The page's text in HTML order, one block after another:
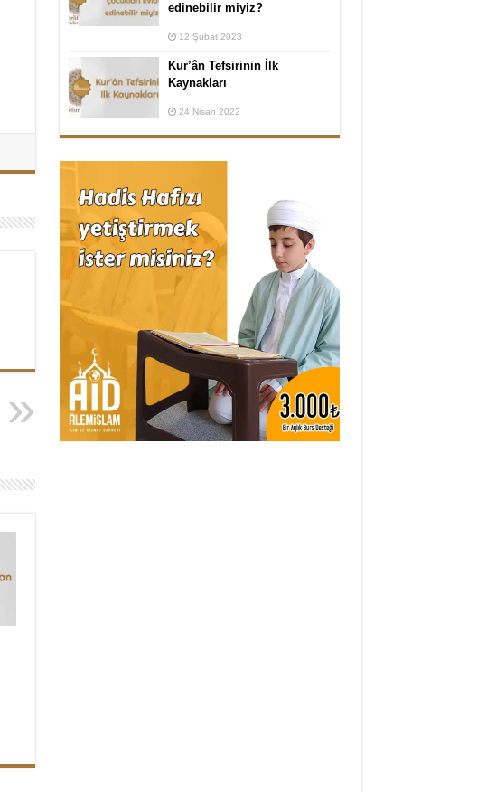
edinebilir miyiz?
12 Şubat 2023
Kur’ân Tefsirinin İlk
Kaynakları
24 Nisan 2022